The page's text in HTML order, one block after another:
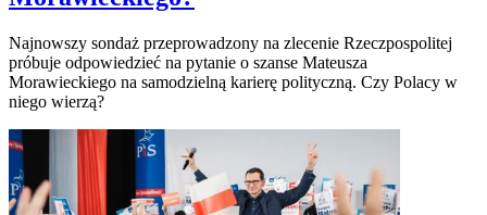
Najnowszy sondaż przeprowadzony na zlecenie Rzeczpospolitej
próbuje odpowiedzieć na pytanie o szanse Mateusza
Morawieckiego na samodzielną karierę polityczną. Czy Polacy w
niego wierzą?